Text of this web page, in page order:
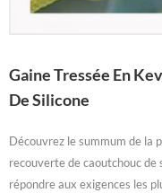
Gaine Tressée En
De Silicone
Découvrez le summum de la
recouverte de caoutchouc de
répondre aux exigences les